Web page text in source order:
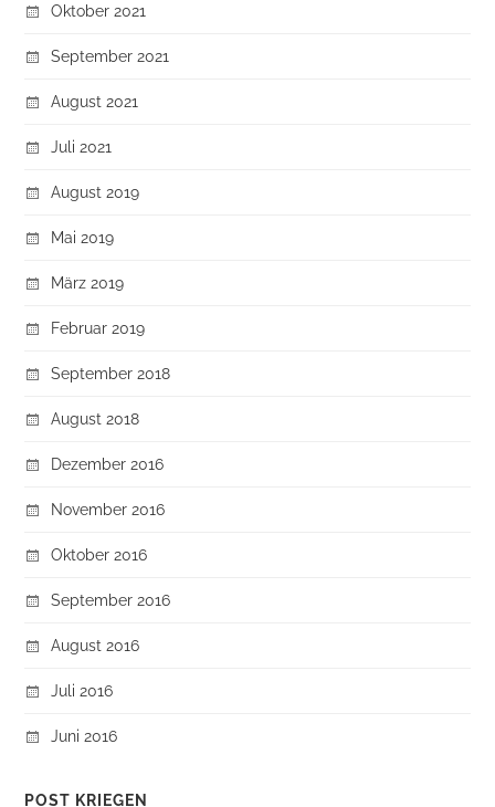
Oktober 2021
September 2021
August 2021
Juli 2021
August 2019
Mai 2019
März 2019
Februar 2019
September 2018
August 2018
Dezember 2016
November 2016
Oktober 2016
September 2016
August 2016
Juli 2016
Juni 2016
POST KRIEGEN